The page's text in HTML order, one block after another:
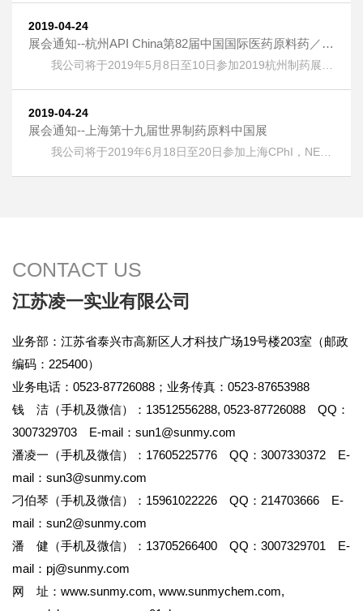
sodium dihydrate [61438-64-0] 又名：克罗散泰钠，是一种
兽药，用作抗寄生虫药物。 按照《欧洲药典》检测，纯度
HPLC：≥99.5%，单一杂质：＜0.2%； 淡黄色粉末；溶液色
度：＜GY4； 水分：±5%。
2019-04-24
展会通知--杭州API China第82届中国国际医药原料药／中
间体／包材／设备交易会
我公司将于2019年5月8日至10日参加2019杭州制药展
世纪城奔竞大道353号，展位号：1DQ17。 热烈欢迎广大客
户朋友光临本公司展位！
2019-04-24
展会通知--上海第十九届世界制药原料中国展
我公司将于2019年6月18日至20日参加上海CPhI，NEX
展，地址：上海新国际博览中心(浦东)，展位号：E6G75。
CONTACT US
江苏凌一实业有限公司
业务部：江苏省泰兴市高新区人才科技广场19号楼203室（邮政
编码：225400）
业务电话：0523-87726088；业务传真：0523-87653988
钱 洁（手机及微信）：13512556288, 0523-87726088 QQ：
3007329703 E-mail： sun1@sunmy.com
潘凌一（手机及微信）：17605225776 QQ：3007330372 E-
mail： sun3@sunmy.com
刁伯琴（手机及微信）：15961022226 QQ：214703666 E-
mail： sun2@sunmy.com
潘 健（手机及微信）：13705266400 QQ：3007329701 E-
mail： pj@sunmy.com
网 址： www.sunmy.com, www.sunmychem.com,